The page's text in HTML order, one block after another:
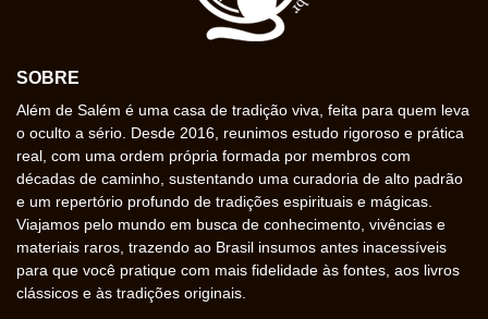
SOBRE
Além de Salém é uma casa de tradição viva, feita para quem leva
o oculto a sério. Desde 2016, reunimos estudo rigoroso e prática
real, com uma ordem própria formada por membros com
décadas de caminho, sustentando uma curadoria de alto padrão
e um repertório profundo de tradições espirituais e mágicas.
Viajamos pelo mundo em busca de conhecimento, vivências e
materiais raros, trazendo ao Brasil insumos antes inacessíveis
para que você pratique com mais fidelidade às fontes, aos livros
clássicos e às tradições originais.